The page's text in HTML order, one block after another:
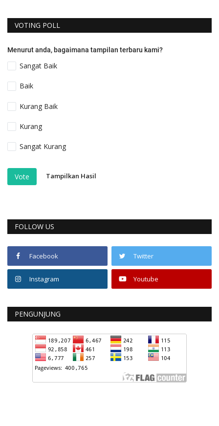
VOTING POLL
Menurut anda, bagaimana tampilan terbaru kami?
Sangat Baik
Baik
Kurang Baik
Kurang
Sangat Kurang
Vote Tampilkan Hasil
FOLLOW US
Facebook Twitter
Instagram Youtube
PENGUNJUNG